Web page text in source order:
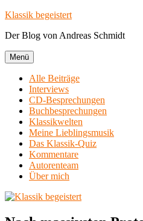
Zum
springen
Klassik begeistert
Der Blog von Andreas Schmidt
Menü
Alle Beiträge
Interviews
CD-Besprechungen
Buchbesprechungen
Klassikwelten
Meine Lieblingsmusik
Das Klassik-Quiz
Kommentare
Autorenteam
Über mich